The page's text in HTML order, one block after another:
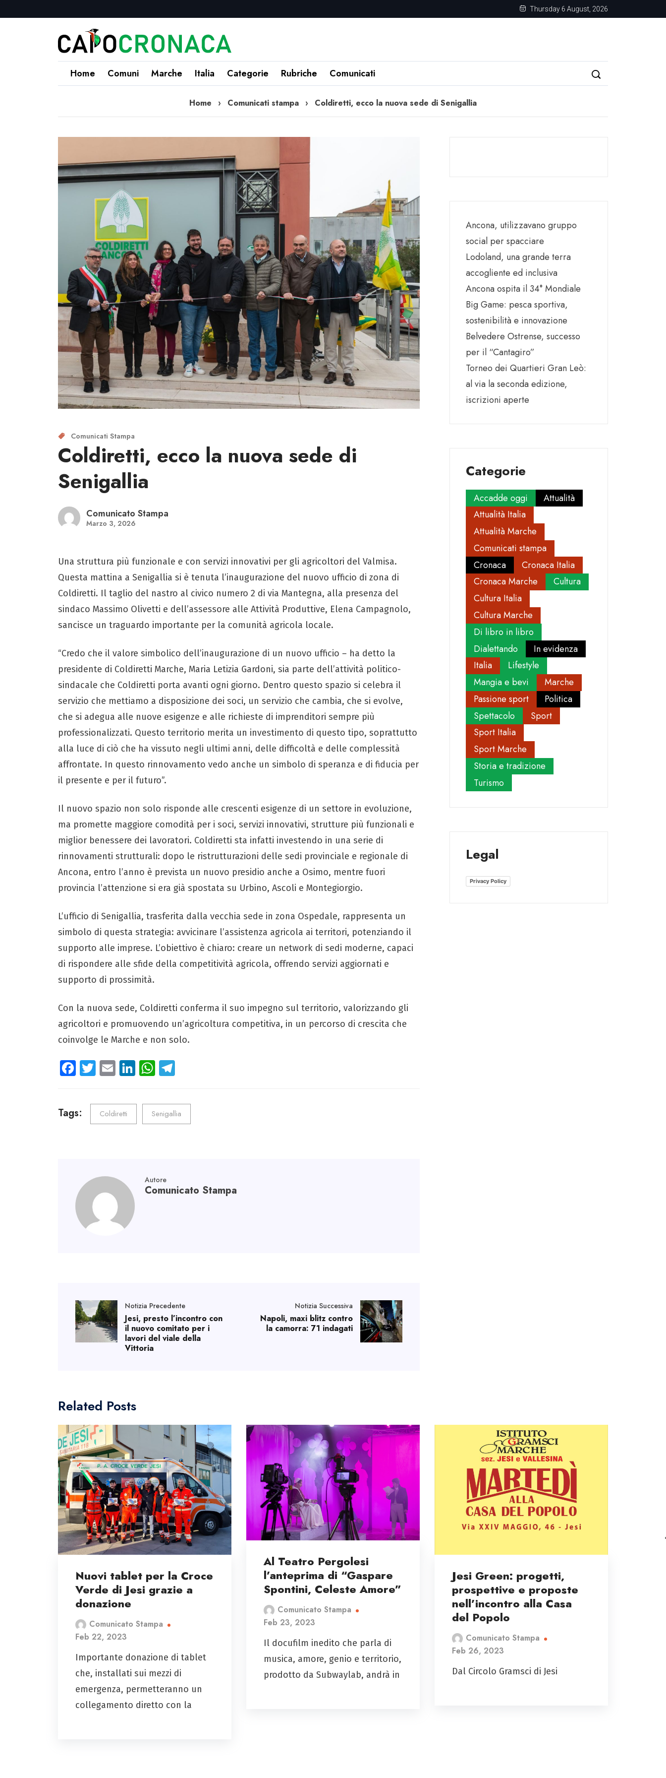
Thursday 6 August, 2026
Home Comuni Marche Italia Categorie Rubriche Comunicati
Home › Comunicati stampa › Coldiretti, ecco la nuova sede di Senigallia
Comunicati Stampa
Coldiretti, ecco la nuova sede di
Senigallia
Comunicato Stampa
Marzo 3, 2026
Una struttura più funzionale e con servizi innovativi per gli agricoltori del Valmisa.
Questa mattina a Senigallia si è tenuta l’inaugurazione del nuovo ufficio di zona di
Coldiretti. Il taglio del nastro al civico numero 2 di via Mantegna, alla presenza del
sindaco Massimo Olivetti e dell’assessore alle Attività Produttive, Elena Campagnolo,
sancisce un traguardo importante per la comunità agricola locale.
“Credo che il valore simbolico dell’inaugurazione di un nuovo ufficio – ha detto la
presidente di Coldiretti Marche, Maria Letizia Gardoni, sia parte dell’attività politico-
sindacale che Coldiretti porta avanti ogni giorno. Dentro questo spazio si celebra il
servizio che mettiamo a disposizione dei soci, un servizio che cambia, che si evolve,
che si adegua alle nuove esigenze e alle richieste di imprenditori sempre più
professionalizzati. Questo territorio merita un investimento di questo tipo, soprattutto
alla luce di ciò che ha vissuto negli ultimi anni, delle difficoltà e delle complessità
affrontate. In questo rinnovamento vedo anche un simbolo di speranza e di fiducia per
il presente e per il futuro”.
Il nuovo spazio non solo risponde alle crescenti esigenze di un settore in evoluzione,
ma promette maggiore comodità per i soci, servizi innovativi, strutture più funzionali e
miglior benessere dei lavoratori. Coldiretti sta infatti investendo in una serie di
rinnovamenti strutturali: dopo le ristrutturazioni delle sedi provinciale e regionale di
Ancona, entro l’anno è prevista un nuovo presidio anche a Osimo, mentre fuori
provincia l’attenzione si era già spostata su Urbino, Ascoli e Montegiorgio.
L’ufficio di Senigallia, trasferita dalla vecchia sede in zona Ospedale, rappresenta un
simbolo di questa strategia: avvicinare l’assistenza agricola ai territori, potenziando il
supporto alle imprese. L’obiettivo è chiaro: creare un network di sedi moderne, capaci
di rispondere alle sfide della competitività agricola, offrendo servizi aggiornati e
supporto di prossimità.
Con la nuova sede, Coldiretti conferma il suo impegno sul territorio, valorizzando gli
agricoltori e promuovendo un’agricoltura competitiva, in un percorso di crescita che
coinvolge le Marche e non solo.
Fa
ce
o
ok
T
wi
tt
er
E
m
ail
Li
nk
e
n
W
ha
ts
A
p
gr
a
m
Tags: Coldiretti Senigallia
Autore
Comunicato Stampa
Notizia Precedente
Jesi, presto l’incontro con
il nuovo comitato per i
lavori del viale della
Vittoria
Notizia Successiva
Napoli, maxi blitz contro
la camorra: 71 indagati
Ancona, utilizzavano gruppo
social per spacciare
Lodoland, una grande terra
accogliente ed inclusiva
Ancona ospita il 34° Mondiale
Big Game: pesca sportiva,
sostenibilità e innovazione
Belvedere Ostrense, successo
per il “Cantagiro”
Torneo dei Quartieri Gran Leò:
al via la seconda edizione,
iscrizioni aperte
Categorie
Accadde oggi
Attualità
Attualità Italia
Attualità Marche
Comunicati stampa
Cronaca
Cronaca Italia
Cronaca Marche
Cultura
Cultura Italia
Cultura Marche
Di libro in libro
Dialettando
In evidenza
Italia
Lifestyle
Mangia e bevi
Marche
Passione sport
Politica
Spettacolo
Sport
Sport Italia
Sport Marche
Storia e tradizione
Turismo
Legal
Privacy Policy
Related Posts
Nuovi tablet per la Croce
Verde di Jesi grazie a
donazione
Comunicato Stampa
Feb 22, 2023
Importante donazione di tablet
che, installati sui mezzi di
emergenza, permetteranno un
collegamento diretto con la
Al Teatro Pergolesi
l’anteprima di “Gaspare
Spontini, Celeste Amore”
Comunicato Stampa
Feb 23, 2023
Il docufilm inedito che parla di
musica, amore, genio e territorio,
prodotto da Subwaylab, andrà in
Jesi Green: progetti,
prospettive e proposte
nell’incontro alla Casa
del Popolo
Comunicato Stampa
Feb 26, 2023
Dal Circolo Gramsci di Jesi